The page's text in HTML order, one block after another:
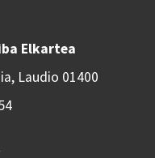
Elkartea
Laudio 01400